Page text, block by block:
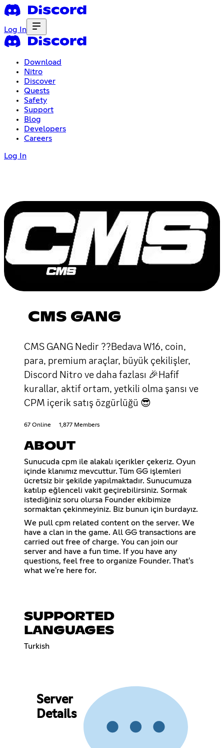
Log In
Download
Nitro
Discover
Quests
Safety
Support
Blog
Developers
Careers
Log In
CMS GANG
CMS GANG Nedir ??Bedava W16, coin,
para, premium araçlar, büyük çekilişler,
Discord Nitro ve daha fazlası 🎉Hafif
kurallar, aktif ortam, yetkili olma şansı ve
CPM içerik satış özgürlüğü 😎
67 Online 1,877 Members
ABOUT
Sunucuda cpm ile alakalı içerikler çekeriz. Oyun
içinde klanımız mevcuttur. Tüm GG işlemleri
ücretsiz bir şekilde yapılmaktadır. Sunucumuza
katılıp eğlenceli vakit geçirebilirsiniz. Sormak
istediğiniz soru olursa Founder ekibimize
sormaktan çekinmeyiniz. Biz bunun için burdayız.
We pull cpm related content on the server. We
have a clan in the game. All GG transactions are
carried out free of charge. You can join our
server and have a fun time. If you have any
questions, feel free to organize Founder. That's
what we're here for.
SUPPORTED
LANGUAGES
Turkish
Server
Details